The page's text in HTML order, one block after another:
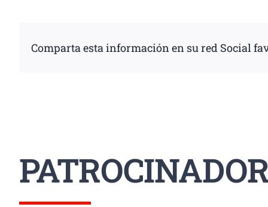
Comparta esta información en su red Social